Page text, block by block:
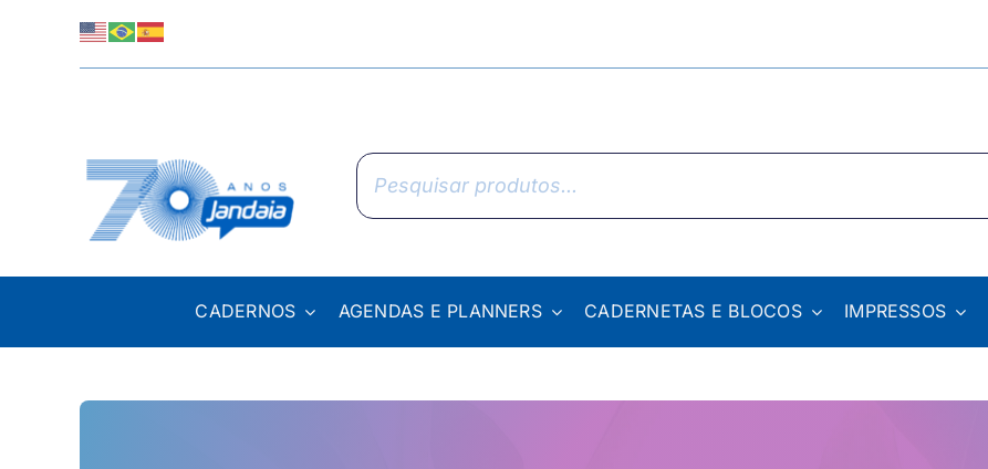
Pesquisar
produtos
CADERNOS AGENDAS E PLANNERS CADERNETAS E BLOCOS IMPRESSOS